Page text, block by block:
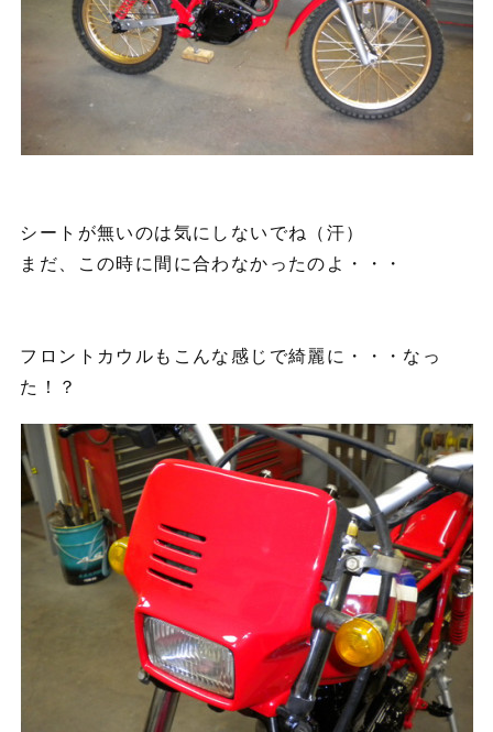
シートが無いのは気にしないでね（汗）
まだ、この時に間に合わなかったのよ・・・
フロントカウルもこんな感じで綺麗に・・・なっ
た！？